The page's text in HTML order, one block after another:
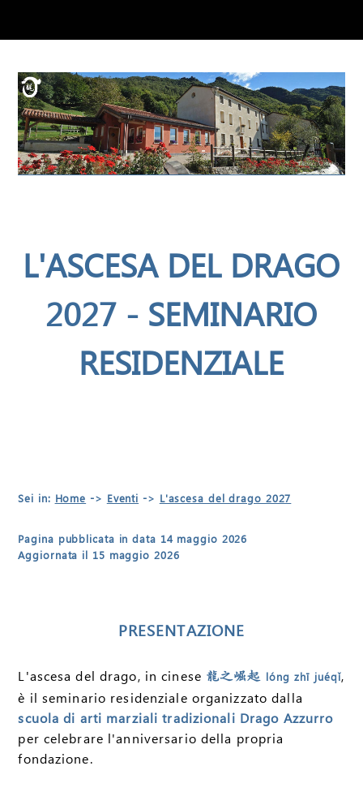
L'ASCESA DEL DRAGO
2027 - SEMINARIO
RESIDENZIALE
Sei in: Home -> Eventi -> L'ascesa del drago 2027
Pagina pubblicata in data 14 maggio 2026
Aggiornata il 15 maggio 2026
PRESENTAZIONE
L'ascesa del drago, in cinese 龍之崛起 lóng zhī juéqǐ,
è il seminario residenziale organizzato dalla
scuola di arti marziali tradizionali Drago Azzurro
per celebrare l'anniversario della propria
fondazione.